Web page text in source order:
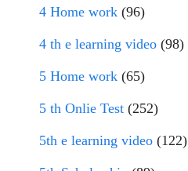
4 Home work (96)
4 th e learning video (98)
5 Home work (65)
5 th Onlie Test (252)
5th e learning video (122)